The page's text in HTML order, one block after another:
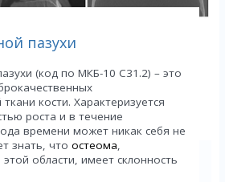
пазухи
(код по МКБ-10 С31.2) – это
кости. Характеризуется
роста и в течение
времени может никак себя не
знать, что остеома,
области, имеет склонность